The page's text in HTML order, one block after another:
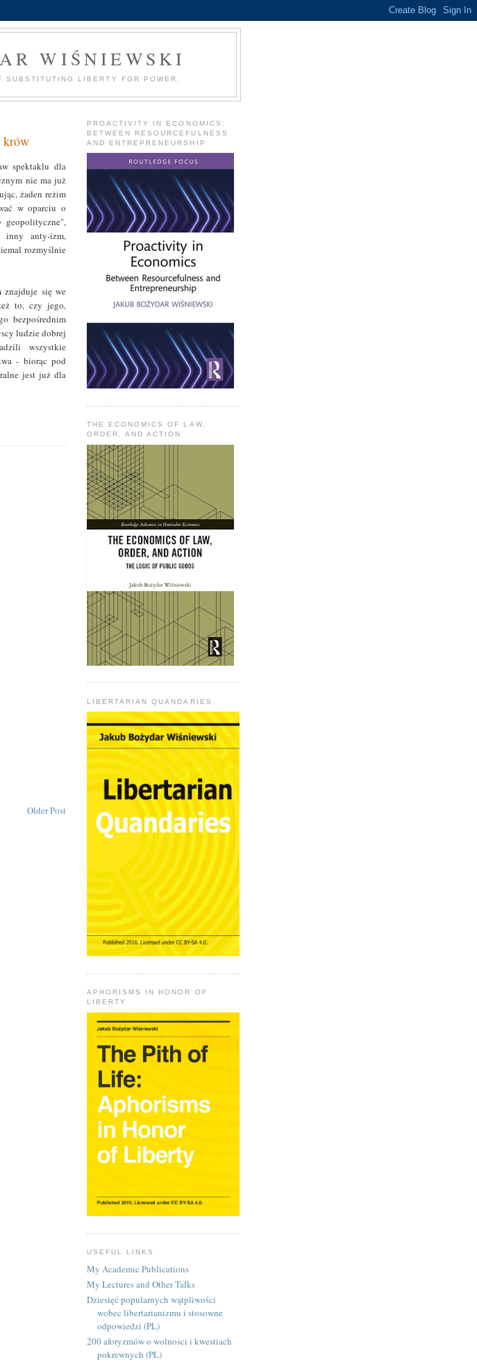
WIŚNIEWSKI
LIBERTY FOR POWER.
krów
spektaklu dla
nie ma już
żaden reżim
w oparciu o
geopolityczne",
inny anty-izm,
rozmyślnie
znajduje się we
to, czy jego,
bezpośrednim
ludzie dobrej
wszystkie
- biorąc pod
jest już dla
Older Post
PROACTIVITY IN ECONOMICS:
BETWEEN RESOURCEFULNESS
AND ENTREPRENEURSHIP
THE ECONOMICS OF LAW,
ORDER, AND ACTION
LIBERTARIAN QUANDARIES
APHORISMS IN HONOR OF
LIBERTY
USEFUL LINKS
My Academic Publications
My Lectures and Other Talks
Dziesięć popularnych wątpliwości
wobec libertarianizmu i stosowne
odpowiedzi (PL)
200 aforyzmów o wolności i kwestiach
pokrewnych (PL)